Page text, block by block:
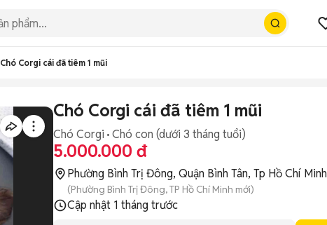
Chó Corgi cái đã tiêm 1 mũi
Chó Corgi cái đã tiêm 1 mũi
Chó Corgi Chó con (dưới 3 tháng tuổi)
5.000.000 đ
Phường Bình Trị Đông, Quận Bình Tân, Tp Hồ Chí Minh
(Phường Bình Trị Đông, TP Hồ Chí Minh mới)
Cập nhật 1 tháng trước